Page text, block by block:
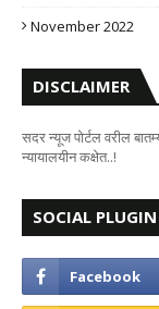
November 2022
DISCLAIMER
सदर न्यूज पोर्टल वरील
न्यायालयीन कक्षेत..!
SOCIAL PLUGIN